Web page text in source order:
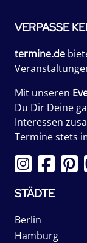
VERPASSE
termine.de
Mit unseren
Du Dir Deine
Interessen
Termine stets
STÄDTE
Berlin
Hamburg